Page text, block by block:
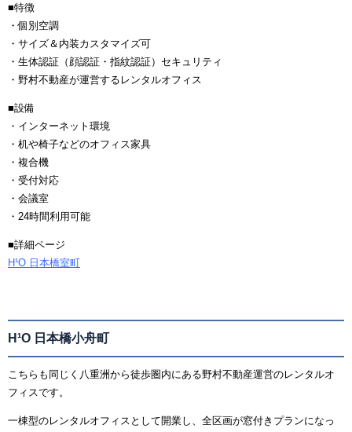
■特徴
・個別空調
・サイズ＆内装カスタマイズ可
・生体認証（顔認証・指紋認証）セキュリティ
・野村不動産が運営するレンタルオフィス
■設備
・インターネット環境
・机や椅子などのオフィス家具
・複合機
・受付対応
・会議室
・24時間利用可能
■詳細ページ
H¹O 日本橋室町
H¹O 日本橋小舟町
こちらも同じく八重洲から徒歩圏内にある野村不動産運営のレンタルオ
フィスです。
一棟型のレンタルオフィスとして開業し、全区画が窓付きプランになっ